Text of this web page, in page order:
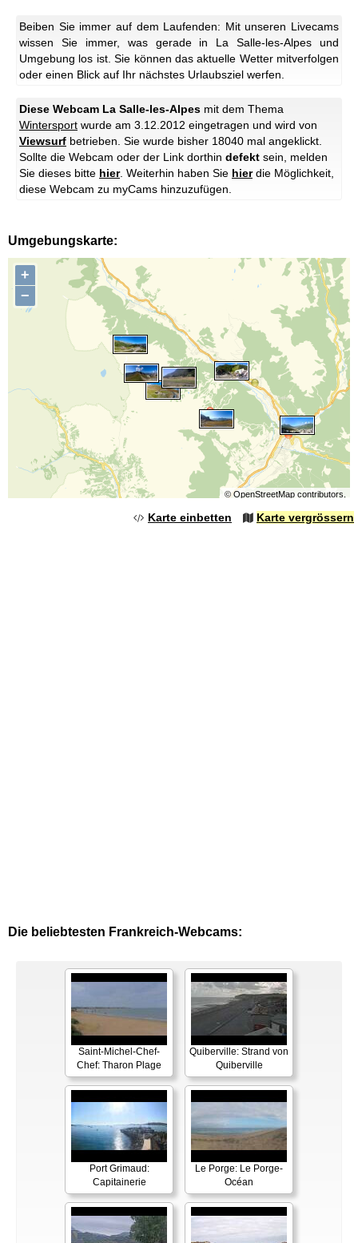
Beiben Sie immer auf dem Laufenden: Mit unseren Livecams
wissen Sie immer, was gerade in La Salle-les-Alpes und
Umgebung los ist. Sie können das aktuelle Wetter mitverfolgen
oder einen Blick auf Ihr nächstes Urlaubsziel werfen.
Diese Webcam La Salle-les-Alpes mit dem Thema
Wintersport wurde am 3.12.2012 eingetragen und wird von
Viewsurf betrieben. Sie wurde bisher 18040 mal angeklickt.
Sollte die Webcam oder der Link dorthin defekt sein, melden
Sie dieses bitte hier. Weiterhin haben Sie hierdie Möglichkeit,
diese Webcam zu myCams hinzuzufügen.
Umgebungskarte:
+
−
©OpenStreetMapcontributors.
Karte einbetten Karte vergrössern
Die beliebtesten Frankreich-Webcams:
Saint-Michel-Chef-
Chef: Tharon Plage
Quiberville: Strand von
Quiberville
Port Grimaud:
Capitainerie
Le Porge: Le Porge-
Océan